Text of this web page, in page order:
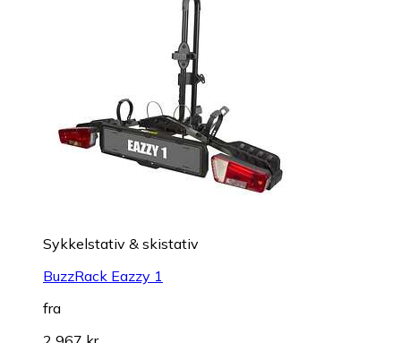
Sykkelstativ & skistativ
BuzzRack Eazzy 1
fra